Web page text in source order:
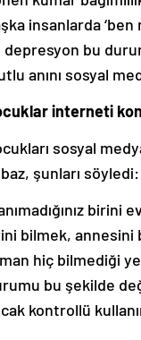
insanlarda ‘ben
depresyon bu
anını sosyal
interneti
sosyal
şunları söyledi:
birini
bilmek, annesini
hiç bilmediği
bu şekilde
kontrollü